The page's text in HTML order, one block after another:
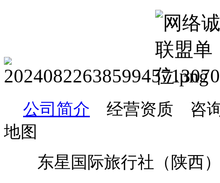
公司简介 经营资质 咨
地图
东星国际旅行社（陕西）